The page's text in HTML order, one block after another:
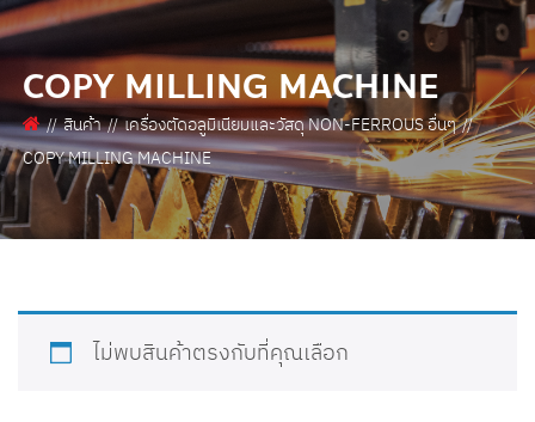
COPY MILLING MACHINE
สินค้า
เครื่องตัดอลูมิเนียมและวัสดุ NON-FERROUS อื่นๆ
COPY MILLING MACHINE
ไม่พบสินค้าตรงกับที่คุณเลือก